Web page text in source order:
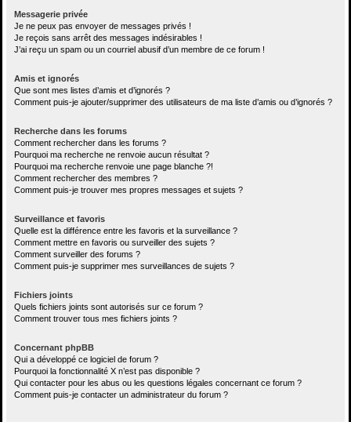
Messagerie privée
Je ne peux pas envoyer de messages privés !
Je reçois sans arrêt des messages indésirables !
J’ai reçu un spam ou un courriel abusif d’un membre de ce forum !
Amis et ignorés
Que sont mes listes d’amis et d’ignorés ?
Comment puis-je ajouter/supprimer des utilisateurs de ma liste d’amis ou d’ignorés ?
Recherche dans les forums
Comment rechercher dans les forums ?
Pourquoi ma recherche ne renvoie aucun résultat ?
Pourquoi ma recherche renvoie une page blanche ?!
Comment rechercher des membres ?
Comment puis-je trouver mes propres messages et sujets ?
Surveillance et favoris
Quelle est la différence entre les favoris et la surveillance ?
Comment mettre en favoris ou surveiller des sujets ?
Comment surveiller des forums ?
Comment puis-je supprimer mes surveillances de sujets ?
Fichiers joints
Quels fichiers joints sont autorisés sur ce forum ?
Comment trouver tous mes fichiers joints ?
Concernant phpBB
Qui a développé ce logiciel de forum ?
Pourquoi la fonctionnalité X n’est pas disponible ?
Qui contacter pour les abus ou les questions légales concernant ce forum ?
Comment puis-je contacter un administrateur du forum ?